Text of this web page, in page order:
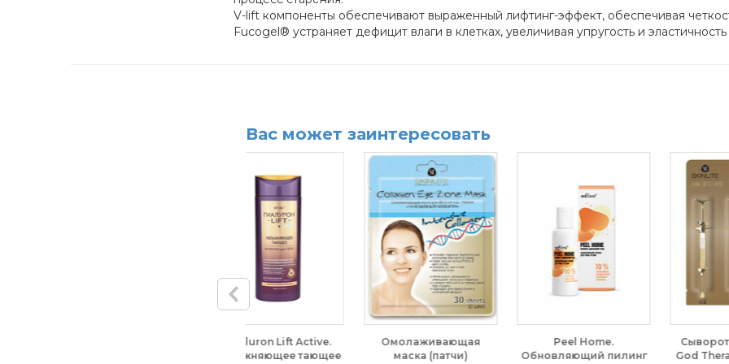
V-lift компоненты обеспечивают выраженный лифтинг-эффект, обеспечивая
Fucogel® устраняет дефицит влаги в клетках, увеличивая упругость и
Вас может заинтересовать
Peel Home.
Обновляющий пилинг
Сыворотка "Золото"
God Therapy Skinlite, 2
КосметологиЯ.
Отбеливающая крем-